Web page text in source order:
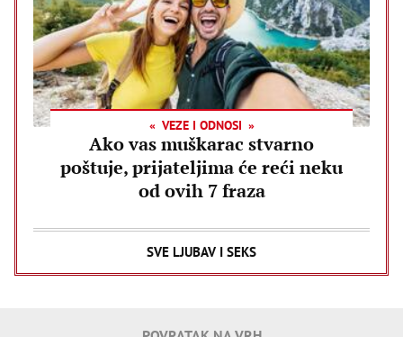
VEZE I ODNOSI
Ako vas muškarac stvarno
poštuje, prijateljima će reći neku
od ovih 7 fraza
SVE LJUBAV I SEKS